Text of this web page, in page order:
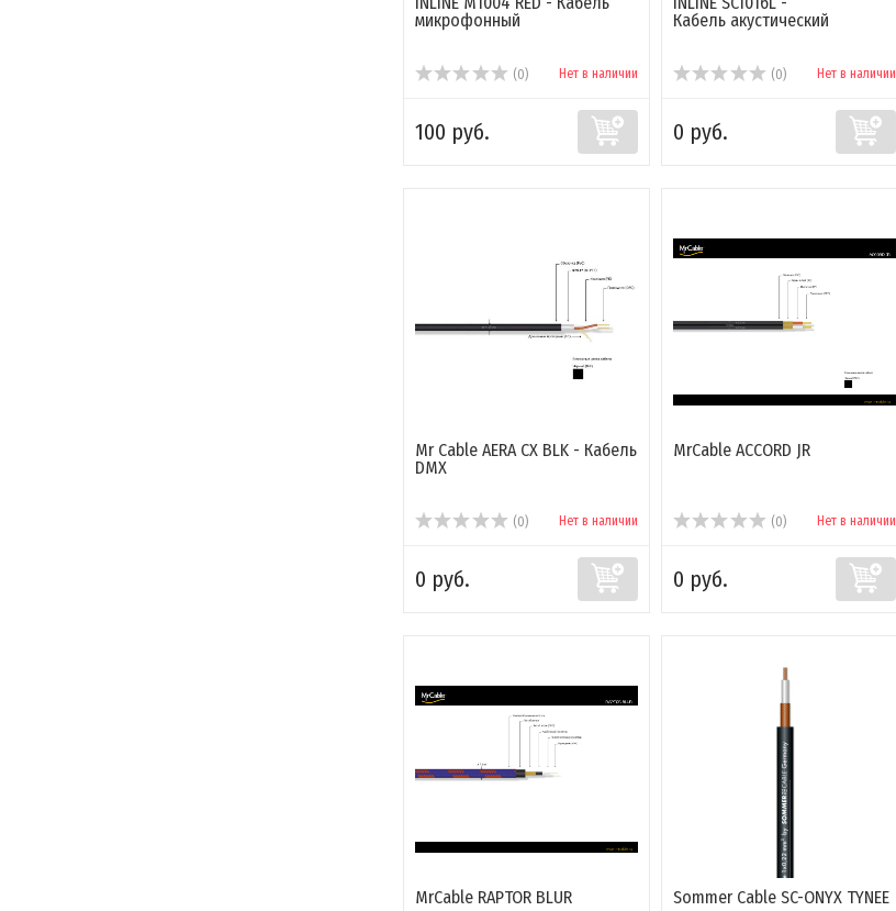
микрофонный
(0) Нет в наличии
100 руб.
Кабель акустический
(0) Нет в наличии
0 руб.
Mr Cable AERA CX BLK - Кабель
DMX
(0) Нет в наличии
0 руб.
MrCable ACCORD JR
(0) Нет в наличии
0 руб.
MrCable RAPTOR BLUR Sommer Cable SC-ONYX TYNEE